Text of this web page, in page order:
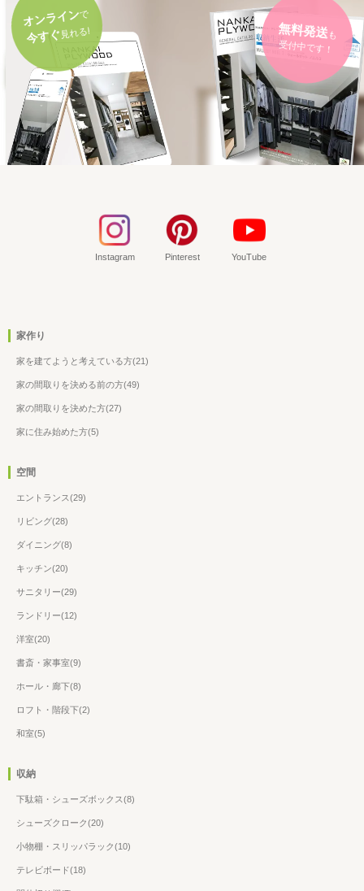
オンラインで
今すぐ見れる! 無料発送
受付中です！
Instagram Pinterest YouTube
家作り
家を建てようと考えている方(21)
家の間取りを決める前の方(49)
家の間取りを決めた方(27)
家に住み始めた方(5)
空間
エントランス(29)
リビング(28)
ダイニング(8)
キッチン(20)
サニタリー(29)
ランドリー(12)
洋室(20)
書斎・家事室(9)
ホール・廊下(8)
ロフト・階段下(2)
和室(5)
収納
下駄箱・シューズボックス(8)
シューズクローク(20)
小物棚・スリッパラック(10)
テレビボード(18)